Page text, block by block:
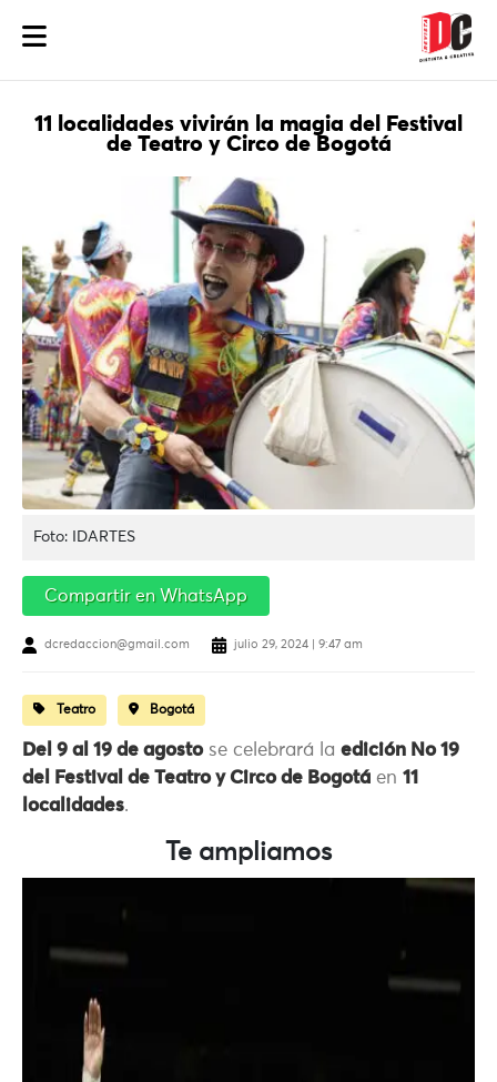
11 localidades vivirán la magia del Festival
de Teatro y Circo de Bogotá
Foto: IDARTES
Compartir en WhatsApp
dcredaccion@gmail.com julio 29, 2024 | 9:47 am
Teatro Bogotá
Del 9 al 19 de agostose celebrará la edición No 19
del Festival de Teatro y Circo de Bogotá en 11
localidades.
Te ampliamos